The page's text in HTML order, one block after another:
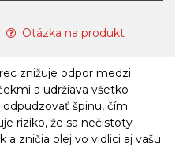
Otázka na produkt
znižuje odpor medzi
a udržiava všetko
špinu, čím
riziko, že sa nečistoty
a zničia olej vo vidlici aj vašu